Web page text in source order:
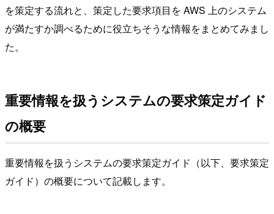
を策定する流れと、策定した要求項目を AWS 上のシステム
が満たすか調べるために役立ちそうな情報をまとめてみまし
た。
重要情報を扱うシステムの要求策定ガイド
の概要
重要情報を扱うシステムの要求策定ガイド（以下、要求策定
ガイド）の概要について記載します。